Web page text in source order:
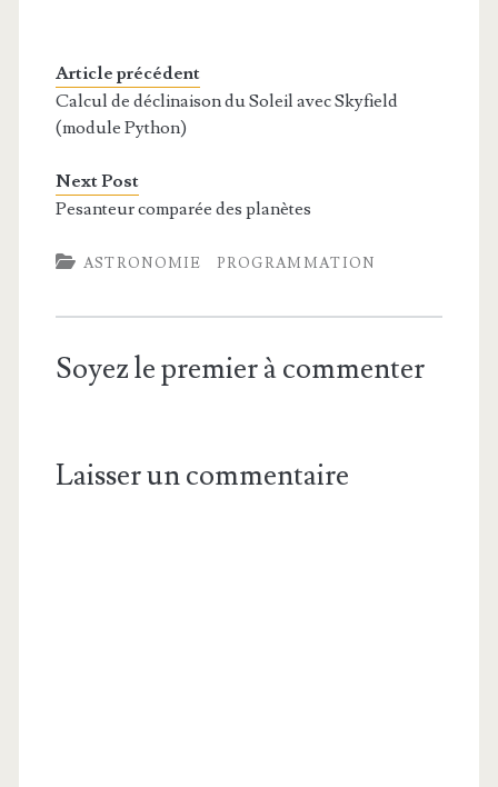
Article précédent
Calcul de déclinaison du Soleil avec Skyfield
(module Python)
Next Post
Pesanteur comparée des planètes
ASTRONOMIE PROGRAMMATION
Soyez le premier à commenter
Laisser un commentaire